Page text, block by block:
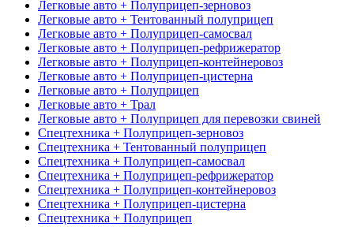
Легковые авто + Полуприцеп-зерновоз
Легковые авто + Тентованный полуприцеп
Легковые авто + Полуприцеп-самосвал
Легковые авто + Полуприцеп-рефрижератор
Легковые авто + Полуприцеп-контейнеровоз
Легковые авто + Полуприцеп-цистерна
Легковые авто + Полуприцеп
Легковые авто + Трал
Легковые авто + Полуприцеп для перевозки свиней
Спецтехника + Полуприцеп-зерновоз
Спецтехника + Тентованный полуприцеп
Спецтехника + Полуприцеп-самосвал
Спецтехника + Полуприцеп-рефрижератор
Спецтехника + Полуприцеп-контейнеровоз
Спецтехника + Полуприцеп-цистерна
Спецтехника + Полуприцеп